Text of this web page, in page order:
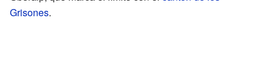
Grisones.